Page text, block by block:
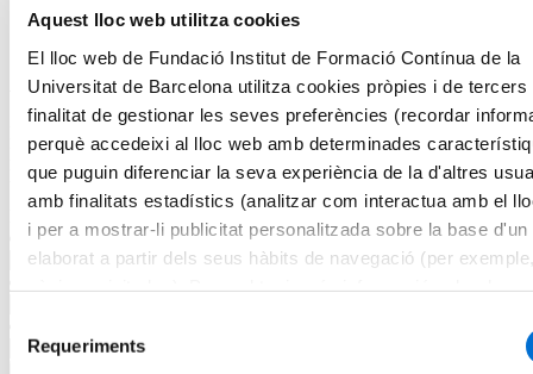
Aquest lloc web utilitza cookies
El lloc web de Fundació Institut de Formació Contínua de la
Universitat de Barcelona utilitza cookies pròpies i de tercers
finalitat de gestionar les seves preferències (recordar
perquè accedeixi al lloc web amb determinades
que puguin diferenciar la seva experiència de la d'altres
amb finalitats estadístics (analitzar com interactua amb el
i per a mostrar-li publicitat personalitzada sobre la base d'un
elaborat a partir dels seus hàbits de navegació (per
Requeriments
Cursos d’especialització en Indústries
Culturals: Disseny i Producció
Audiovisual
Descobreix els nostres cursos en Indústries Culturals: Disseny i
Producció Audiovisual. La millor manera de fer un pas endavant en
la teva carrera professional.